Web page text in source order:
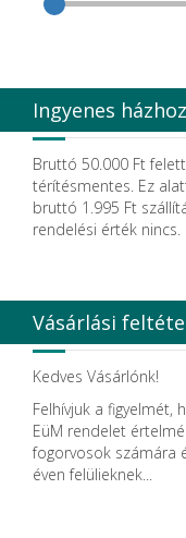
Coxo Medical
Degradable
DELTA RT.
Dendia GmbH
DenMat Holdings,
Dental Film srl.
Dental Pacific
Dentis
Dentsply Sirona
Detax
DFS
DIADENT
DIRECTA AB
Discus Dental
DISPOTECH S.r.l.
DKL
Ingyenes
Bruttó 50.000 Ft
térítésmentes. Ez
bruttó 1.995 Ft
rendelési érték nincs.
Vásárlási
Kedves Vásárlónk!
Felhívjuk a figyelmét,
EüM rendelet
fogorvosok számára
éven felülieknek...